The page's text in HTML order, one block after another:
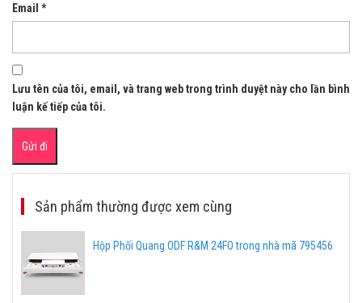
Email *
Lưu tên của tôi, email, và trang web trong trình duyệt này cho lần bình
luận kế tiếp của tôi.
Sản phẩm thường được xem cùng
Hộp Phối Quang ODF R&M 24FO trong nhà mã 795456